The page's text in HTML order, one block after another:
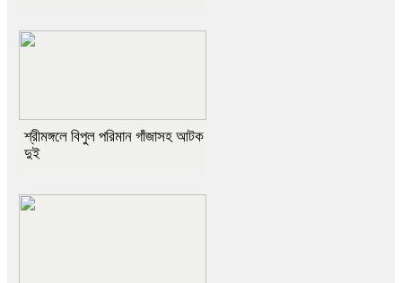
শ্রীমঙ্গলে বিপুল পরিমান গাঁজাসহ আটক
দুই